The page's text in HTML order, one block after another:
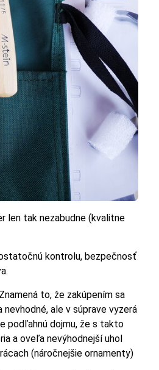
len tak nezabudne (kvalitne
kontrolu, bezpečnosť
to, že zakúpením sa
ale v súprave vyzerá
podľahnú dojmu, že s takto
a oveľa nevýhodnejší uhol
(náročnejšie ornamenty)